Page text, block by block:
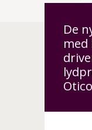
De